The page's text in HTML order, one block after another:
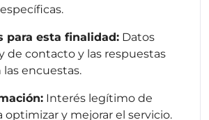
para esta finalidad: Datos
de contacto y las respuestas
encuestas.
Interés legítimo de
optimizar y mejorar el servicio.